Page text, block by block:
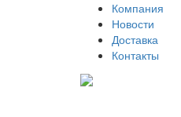
Компания
Новости
Доставка
Контакты